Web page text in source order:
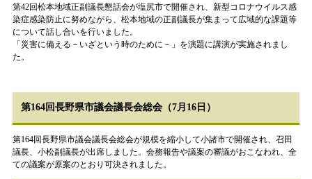
第42回松本地域正副議長懇話会が塩尻市で開催され、新型コロナウイルス感
染症感染防止に努めながら、松本地域の正副議長が集まって広域的な課題等
について話し合いを行いました。
「災害に備える－いざという時のために－」を演題に講演が実施されまし
た。
第164回長野県市議会議長会総会（7月16日）
第164回長野県市議会議長会総会が規模を縮小して小諸市で開催され、召田
議長、小松副議長が出席しました。会務報告や議案の審議がおこなわれ、全
ての議案が原案のとおり可決されました。